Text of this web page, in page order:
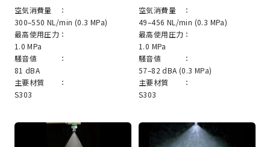
空気消費量 ：
300–550 NL/min (0.3 MPa)
最高使用圧力：
1.0 MPa
騒音値 ：
81 dBA
主要材質 ：
S303
空気消費量 ：
49–456 NL/min (0.3 MPa)
最高使用圧力：
1.0 MPa
騒音値 ：
57–82 dBA (0.3 MPa)
主要材質 ：
S303